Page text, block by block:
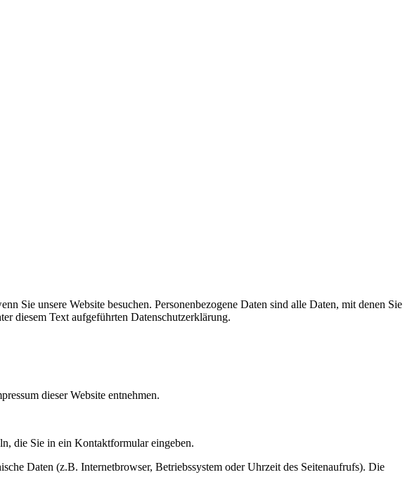
Sie unsere Website besuchen. Personenbezogene Daten sind alle Daten, mit denen Sie
diesem Text aufgeführten Datenschutzerklärung.
dieser Website entnehmen.
die Sie in ein Kontaktformular eingeben.
Daten (z.B. Internetbrowser, Betriebssystem oder Uhrzeit des Seitenaufrufs). Die